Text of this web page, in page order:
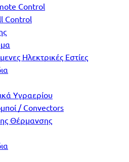
Control
Control
Ηλεκτρικές Εστίες
Υγραερίου
/ Convectors
Θέρμανσης